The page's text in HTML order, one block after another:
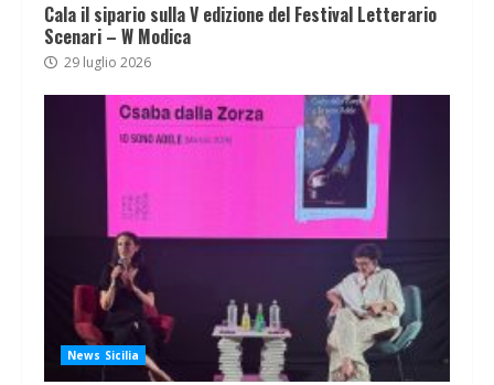
Cala il sipario sulla V edizione del Festival Letterario
Scenari – W Modica
29 luglio 2026
News Sicilia